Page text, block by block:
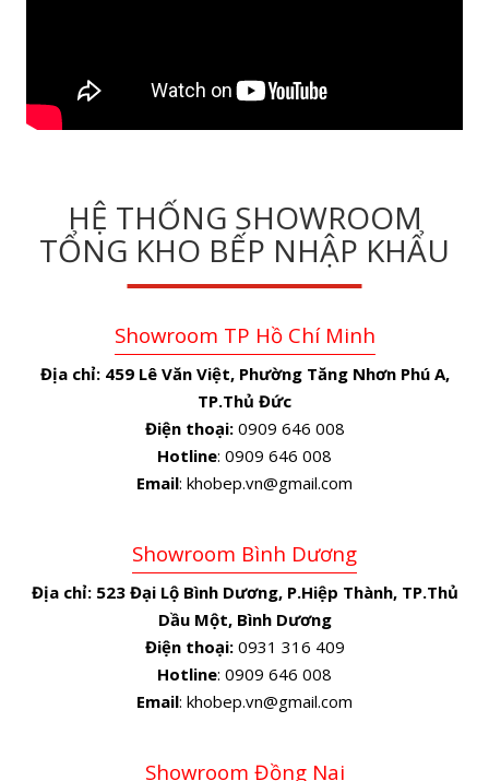
HỆ THỐNG SHOWROOM
TỔNG KHO BẾP NHẬP KHẨU
Showroom TP Hồ Chí Minh
Địa chỉ: 459 Lê Văn Việt, Phường Tăng Nhơn Phú A,
TP.Thủ Đức
Điện thoại:0909 646 008
Hotline: 0909 646 008
Email: khobep.vn@gmail.com
Showroom Bình Dương
Địa chỉ: 523 Đại Lộ Bình Dương, P.Hiệp Thành, TP.Thủ
Dầu Một, Bình Dương
Điện thoại:0931 316 409
Hotline: 0909 646 008
Email: khobep.vn@gmail.com
Showroom Đồng Nai